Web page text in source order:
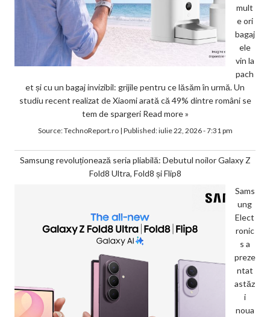
mult
e ori
bagaj
ele
vin la
pach
et și cu un bagaj invizibil: grijile pentru ce lăsăm în urmă. Un
studiu recent realizat de Xiaomi arată că 49% dintre români se
tem de spargeri Read more »
Source:TechnoReport.ro| Published:iulie 22, 2026 - 7:31 pm
Samsung revoluționează seria pliabilă: Debutul noilor Galaxy Z
Fold8 Ultra, Fold8 și Flip8
Sams
ung
Elect
ronic
s a
preze
ntat
astăz
i
noua